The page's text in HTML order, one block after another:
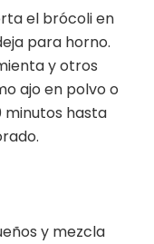
el brócoli en
para horno.
y otros
ajo en polvo o
minutos hasta
y mezcla